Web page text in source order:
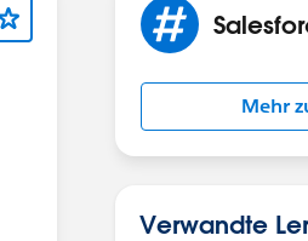
Mehr
Verwandte